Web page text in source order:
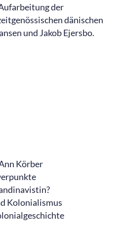
der
dänischen
und Jakob Ejersbo.
Körber
Kolonialismus